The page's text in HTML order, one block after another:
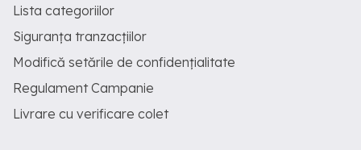
Lista categoriilor
Siguranța tranzacțiilor
Modifică setările de confidențialitate
Regulament Campanie
Livrare cu verificare colet